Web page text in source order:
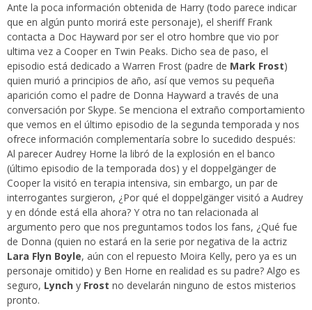
Ante la poca información obtenida de Harry (todo parece indicar
que en algún punto morirá este personaje), el sheriff Frank
contacta a Doc Hayward por ser el otro hombre que vio por
ultima vez a Cooper en Twin Peaks. Dicho sea de paso, el
episodio está dedicado a Warren Frost (padre de Mark Frost)
quien murió a principios de año, así que vemos su pequeña
aparición como el padre de Donna Hayward a través de una
conversación por Skype. Se menciona el extraño comportamiento
que vemos en el último episodio de la segunda temporada y nos
ofrece información complementaría sobre lo sucedido después:
Al parecer Audrey Horne la libró de la explosión en el banco
(último episodio de la temporada dos) y el doppelgänger de
Cooper la visitó en terapia intensiva, sin embargo, un par de
interrogantes surgieron, ¿Por qué el doppelgänger visitó a Audrey
y en dónde está ella ahora? Y otra no tan relacionada al
argumento pero que nos preguntamos todos los fans, ¿Qué fue
de Donna (quien no estará en la serie por negativa de la actriz
Lara Flyn Boyle, aún con el repuesto Moira Kelly, pero ya es un
personaje omitido) y Ben Horne en realidad es su padre? Algo es
seguro, Lynch y Frost no develarán ninguno de estos misterios
pronto.